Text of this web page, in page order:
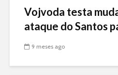
Vojvoda testa
ataque do Santos
9 meses ago